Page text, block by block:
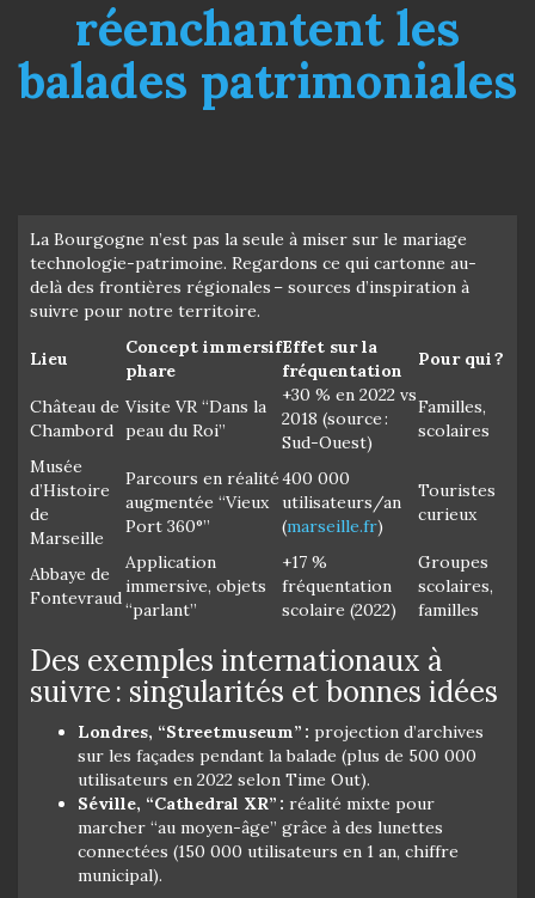
réenchantent les
balades patrimoniales
La Bourgogne n’est pas la seule à miser sur le mariage
technologie-patrimoine. Regardons ce qui cartonne au-
delà des frontières régionales – sources d’inspiration à
suivre pour notre territoire.
Lieu
Concept immersif
phare
Effet sur la
fréquentation
Pour qui ?
Château de
Chambord
Visite VR “Dans la
peau du Roi”
+30 % en 2022 vs
2018 (source :
Sud-Ouest)
Familles,
scolaires
Musée
d’Histoire
de
Marseille
Parcours en réalité
augmentée “Vieux
Port 360°”
400 000
utilisateurs/an
(marseille.fr)
Touristes
curieux
Abbaye de
Fontevraud
Application
immersive, objets
“parlant”
+17 %
fréquentation
scolaire (2022)
Groupes
scolaires,
familles
Des exemples internationaux à
suivre : singularités et bonnes idées
Londres, “Streetmuseum” : projection d’archives
sur les façades pendant la balade (plus de 500 000
utilisateurs en 2022 selon Time Out).
Séville, “Cathedral XR” : réalité mixte pour
marcher “au moyen-âge” grâce à des lunettes
connectées (150 000 utilisateurs en 1 an, chiffre
municipal).